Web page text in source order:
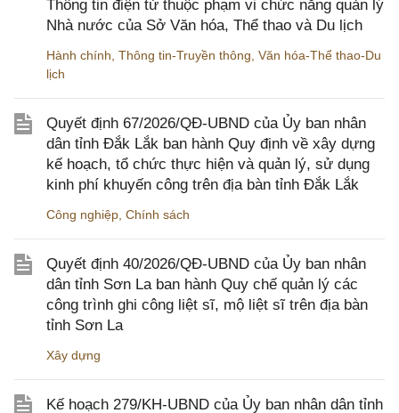
Thông tin điện tử thuộc phạm vi chức năng quản lý
Nhà nước của Sở Văn hóa, Thể thao và Du lịch
Hành chính Thông tin-Truyền thông Văn hóa-Thể thao-Du
lịch
Quyết định 67/2026/QĐ-UBND của Ủy ban nhân
dân tỉnh Đắk Lắk ban hành Quy định về xây dựng
kế hoạch, tổ chức thực hiện và quản lý, sử dụng
kinh phí khuyến công trên địa bàn tỉnh Đắk Lắk
Công nghiệp Chính sách
Quyết định 40/2026/QĐ-UBND của Ủy ban nhân
dân tỉnh Sơn La ban hành Quy chế quản lý các
công trình ghi công liệt sĩ, mộ liệt sĩ trên địa bàn
tỉnh Sơn La
Xây dựng
Kế hoạch 279/KH-UBND của Ủy ban nhân dân tỉnh